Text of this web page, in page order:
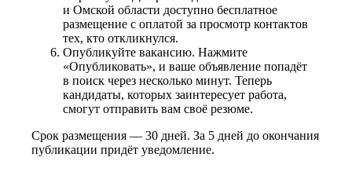
и Омской области доступно бесплатное
размещение с оплатой за просмотр контактов
тех, кто откликнулся.
Опубликуйте вакансию. Нажмите
«Опубликовать», и ваше объявление попадёт
в поиск через несколько минут. Теперь
кандидаты, которых заинтересует работа,
смогут отправить вам своё резюме.
Срок размещения — 30 дней. За 5 дней до окончания
публикации придёт уведомление.